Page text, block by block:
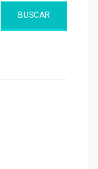
BUSCAR